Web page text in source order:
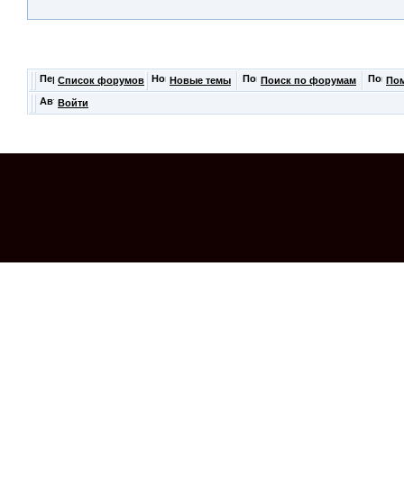
Список форумов Новые темы Поиск по форумам
Войти